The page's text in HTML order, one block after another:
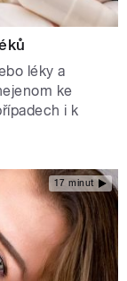
léky a
ke
i k
17 minut